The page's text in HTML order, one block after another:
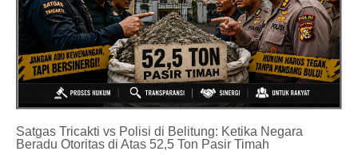
Satgas Tricakti vs Polisi di Belitung: Ketika Negara
Beradu Otoritas di Atas 52,5 Ton Pasir Timah